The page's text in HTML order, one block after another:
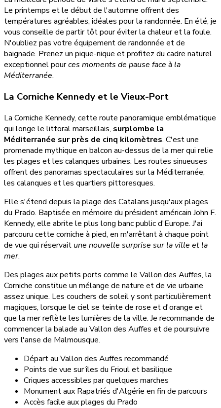
Le printemps et le début de l'automne offrent des
températures agréables, idéales pour la randonnée. En été, je
vous conseille de partir tôt pour éviter la chaleur et la foule.
N'oubliez pas votre équipement de randonnée et de
baignade. Prenez un pique-nique et profitez du cadre naturel
exceptionnel pources moments de pause face à la
Méditerranée.
La Corniche Kennedy et le Vieux-Port
La Corniche Kennedy, cette route panoramique emblématique
qui longe le littoral marseillais, surplombe la
Méditerranée sur près de cinq kilomètres. C'est une
promenade mythique en balcon au-dessus de la mer qui relie
les plages et les calanques urbaines. Les routes sinueuses
offrent des panoramas spectaculaires sur la Méditerranée,
les calanques et les quartiers pittoresques.
Elle s'étend depuis la plage des Catalans jusqu'aux plages
du Prado. Baptisée en mémoire du président américain John F.
Kennedy, elle abrite le plus long banc public d'Europe. J'ai
parcouru cette corniche à pied, en m'arrêtant à chaque point
de vue qui réservait une nouvelle surprise sur la ville et la
mer.
Des plages aux petits ports comme le Vallon des Auffes, la
Corniche constitue un mélange de nature et de vie urbaine
assez unique. Les couchers de soleil y sont particulièrement
magiques, lorsque le ciel se teinte de rose et d'orange et
que la mer reflète les lumières de la ville. Je recommande de
commencer la balade au Vallon des Auffes et de poursuivre
vers l'anse de Malmousque.
Départ au Vallon des Auffes recommandé
Points de vue sur îles du Frioul et basilique
Criques accessibles par quelques marches
Monument aux Rapatriés d'Algérie en fin de parcours
Accès facile aux plages du Prado